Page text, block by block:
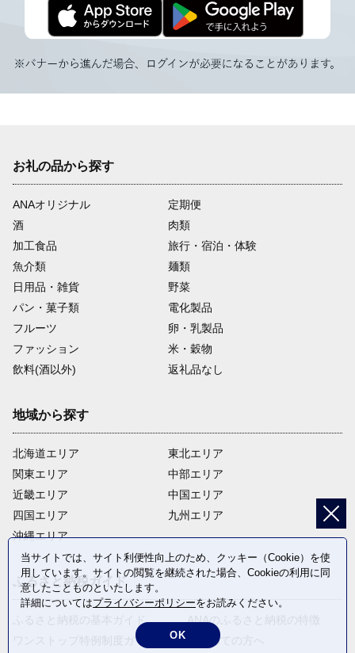
お礼の品から探す
ANAオリジナル
定期便
酒
肉類
加工食品
旅行・宿泊・体験
魚介類
麺類
日用品・雑貨
野菜
パン・菓子類
電化製品
フルーツ
卵・乳製品
ファッション
米・穀物
飲料(酒以外)
返礼品なし
地域から探す
北海道エリア
関東エリア
近畿エリア
四国エリア
沖縄エリア
東北エリア
中部エリア
中国エリア
九州エリア
ふるさと納税ガイド
ふるさと納税の基本ガイド
ワンストップ特例制度ガイド
ANAのふるさと納税の特徴
はじめての方へ
当サイトでは、サイト利便性向上のため、クッキー（Cookie）を使
用しています。サイトの閲覧を継続された場合、Cookieの利用に同
意したことものといたします。
詳細についてはプライバシーポリシーをお読みください。
OK